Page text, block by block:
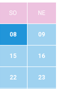
SO NE
08 09
15 16
22 23